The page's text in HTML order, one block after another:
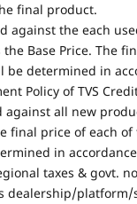
final product.
against the each
Base Price. The
be determined in
Policy of TVS
against all new
final price of each
in
taxes & govt.
dealership/platform/